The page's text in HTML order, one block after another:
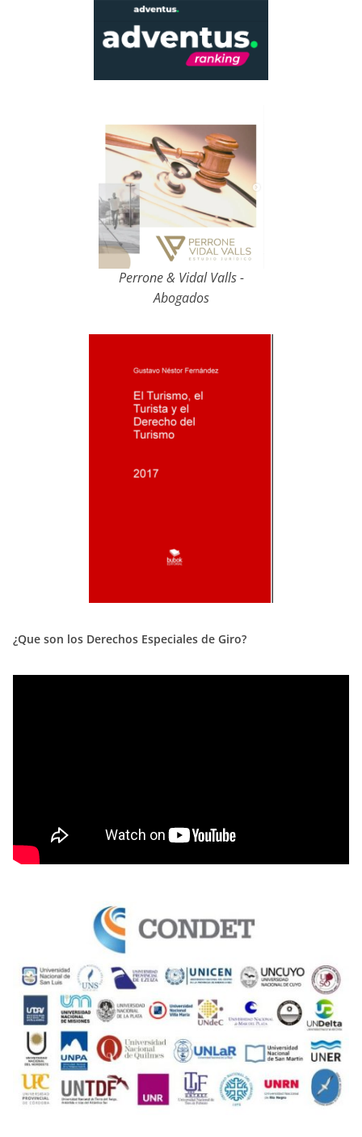
Perrone & Vidal Valls -
Abogados
¿Que son los Derechos Especiales de Giro?